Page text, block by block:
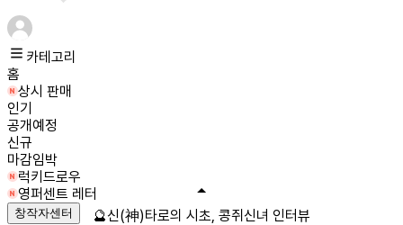
카테고리
홈
상시 판매
인기
공개예정
신규
마감임박
럭키드로우
영퍼센트 레터
창작자센터 🔮신(神)타로의 시초, 콩쥐신녀 인터뷰